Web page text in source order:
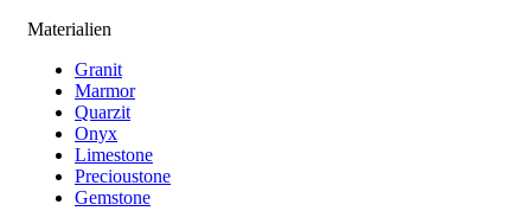
Materialien
Granit
Marmor
Quarzit
Onyx
Limestone
Precioustone
Gemstone